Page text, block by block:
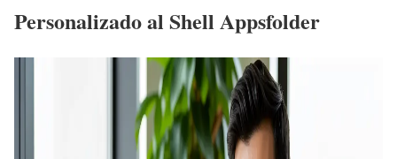
Personalizado al Shell Appsfolder